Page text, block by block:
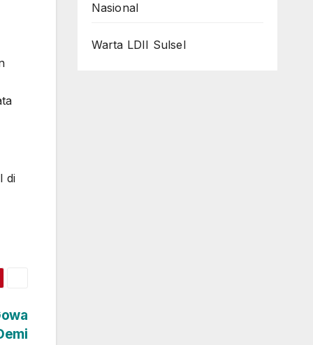
di
Nasional
Warta LDII Sulsel